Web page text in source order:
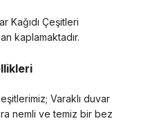
Kağıdı Çeşitleri
kaplamaktadır.
Varaklı duvar
nemli ve temiz bir bez